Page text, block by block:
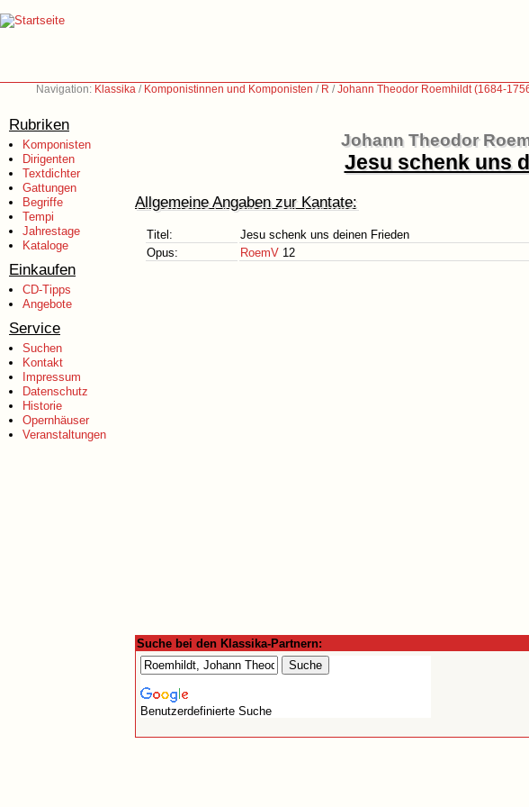
Navigation: Klassika / Komponistinnen und Komponisten / R /Johann Theodor Roemhildt (1684-
Rubriken
Komponisten
Dirigenten
Textdichter
Gattungen
Begriffe
Tempi
Jahrestage
Kataloge
Einkaufen
CD-Tipps
Angebote
Service
Suchen
Kontakt
Impressum
Datenschutz
Historie
Opernhäuser
Veranstaltungen
Johann Theodor
Jesu schenk uns
Allgemeine Angaben zur Kantate:
Titel:
Jesu schenk uns deinen Frieden
Opus:
RoemV 12
Suche bei den Klassika-Partnern:
Benutzerdefinierte Suche